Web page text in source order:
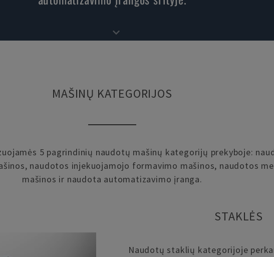
MAŠINŲ KATEGORIJOS
5 pagrindinių naudotų mašinų kategorijų prekyboje:
naudotos injekuojamojo formavimo mašinos, naudotos
mašinos ir naudota automatizavimo įranga.
STAKLĖS
Naudotų staklių kategorijoje